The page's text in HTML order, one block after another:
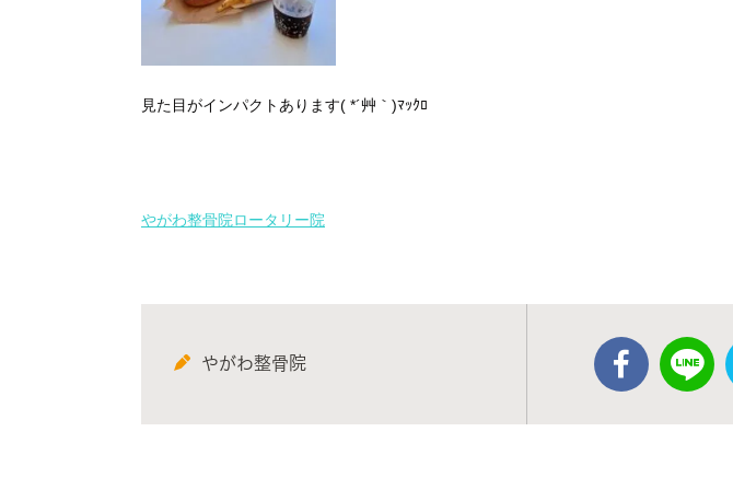
見た目がインパクトあります( *´艸｀)ﾏｯｸﾛ
やがわ整骨院ロータリー院
やがわ整骨院